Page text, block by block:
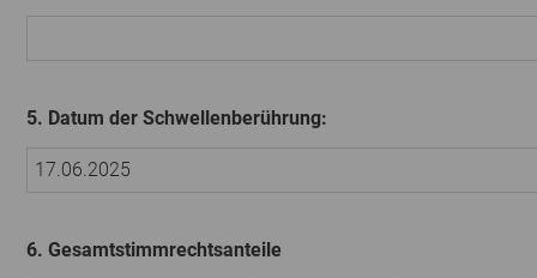
5. Datum der Schwellenberührung:
17.06.2025
6. Gesamtstimmrechtsanteile